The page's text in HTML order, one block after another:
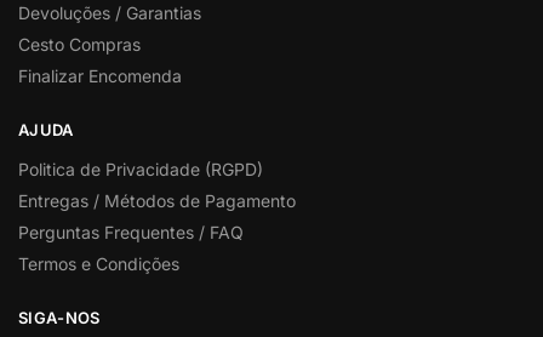
Devoluções / Garantias
Cesto Compras
Finalizar Encomenda
AJUDA
Politica de Privacidade (RGPD)
Entregas / Métodos de Pagamento
Perguntas Frequentes / FAQ
Termos e Condições
SIGA-NOS